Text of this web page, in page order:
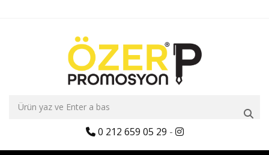
0 212 659 05 29 -